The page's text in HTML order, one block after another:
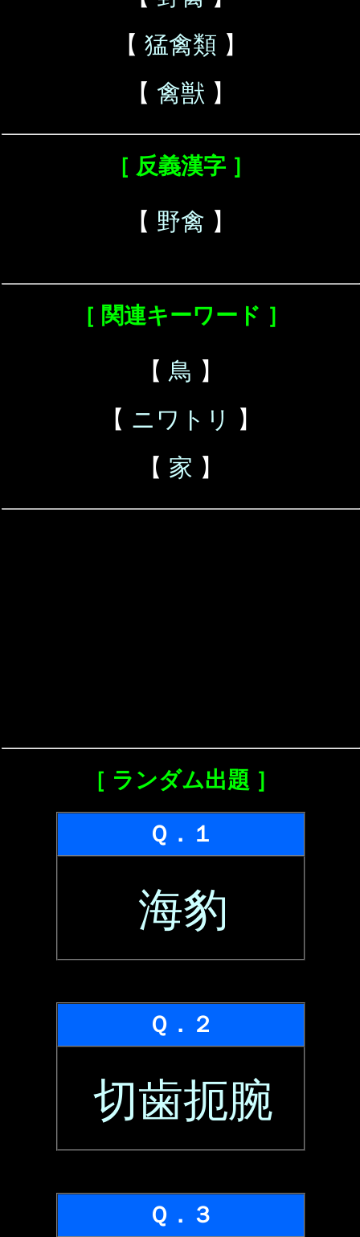
【 猛禽類 】
【 禽獣 】
［ 反義漢字 ］
【 野禽 】
［ 関連キーワード ］
【 鳥 】
【 ニワトリ
】
【 家 】
［ ランダム出題 ］
Ｑ．１
海豹
Ｑ．２
切歯扼腕
Ｑ．３